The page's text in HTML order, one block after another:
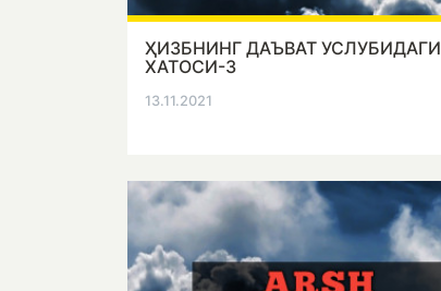
ҲИЗБНИНГ ДАЪВАТ УСЛУБИДАГИ
ХАТОСИ-3
13.11.2021